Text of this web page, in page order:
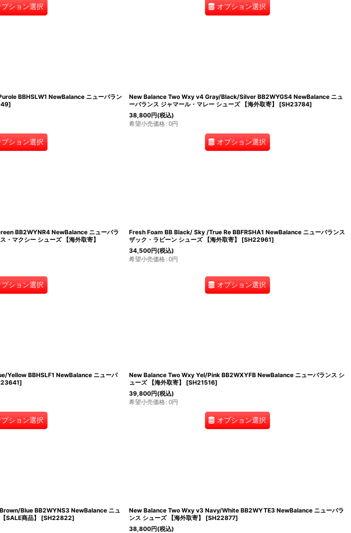
プション選択 オプション選択
BBHSLW1 NewBalance ニューバラン
]
プション選択
New Balance Two Wxy v4 Gray/Black/Silver BB2WYGS4 NewBalance ニュ
ーバランス ジャマール・マレー シューズ 【海外取寄】
[SH23784]
38,800円(税込)
希望小売価格: 0円
オプション選択
BB2WYNR4 NewBalance ニューバラ
・マクシー シューズ 【海外取寄】
プション選択
Fresh Foam BB Black/ Sky /True Re BBFRSHA1 NewBalance ニューバランス
ザック・ラビーン シューズ 【海外取寄】
[SH22961]
34,500円(税込)
希望小売価格: 0円
オプション選択
BBHSLF1 NewBalance ニューバ
]
プション選択
New Balance Two Wxy Yel/Pink BB2WXYFB NewBalance ニューバランス シ
ューズ 【海外取寄】
[SH21516]
39,800円(税込)
希望小売価格: 0円
オプション選択
Blue BB2WYNS3 NewBalance ニュ
SALE商品】
[SH22822]
New Balance Two Wxy v3 Navy/White BB2WYTE3 NewBalance ニューバラ
ンス シューズ 【海外取寄】
[SH22877]
38,800円(税込)